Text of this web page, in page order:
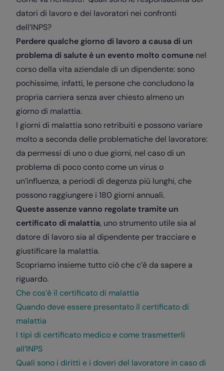
datori di lavoro e dei lavoratori nei confronti
dell’INPS?
Perdere qualche giorno di lavoro a causa di un
problema di salute è un evento molto comune nel
corso della vita aziendale di un dipendente: sono
pochissime, infatti, le persone che concludono la
propria carriera senza aver chiesto almeno un
giorno di malattia.
I giorni di malattia sono retribuiti e possono variare
molto a seconda delle problematiche del lavoratore:
da permessi di uno o due giorni, nel caso di un
problema di poco conto come un virus o
un’influenza, a periodi di degenza più lunghi, che
possono raggiungere i 180 giorni annuali.
Queste assenze vanno regolate tramite un
certificato di malattia, uno strumento utile sia al
datore di lavoro sia al dipendente per tracciare e
giustificare la malattia.
Scopriamo insieme tutto ciò che c’è da sapere a
riguardo.
Che cos’è il certificato di malattia
Quando deve essere presentato il certificato di
malattia
I tipi di certificato medico e come trasmetterli
all’INPS
Quali sono i diritti e i doveri del lavoratore in caso di